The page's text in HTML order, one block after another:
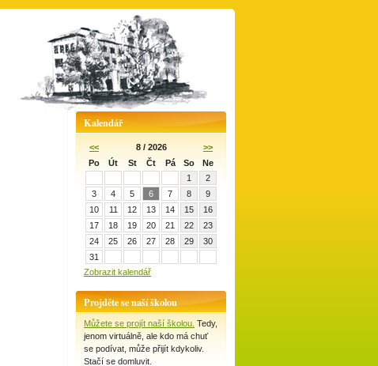
Kalendář
<< 8 / 2026
>>
Po
Út St Čt Pá So
Ne
1
2
3
4 5 6 7 8
9
10
11 12 13 14 15
16
17
18 19 20 21 22
23
24
25 26 27 28 29
30
31
Zobrazit kalendář
Projděte se naší školou
Můžete se projít naší školou. Tedy,
jenom virtuálně, ale kdo má chuť
se podívat, může přijít kdykoliv.
Stačí se domluvit.